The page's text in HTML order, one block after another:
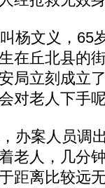
杨文义，65
在丘北县的
局立刻成立
对老人下手
办案人员调
老人，几分
距离比较远